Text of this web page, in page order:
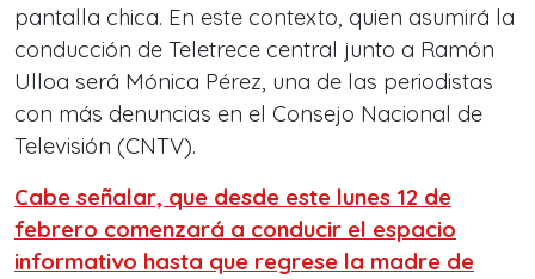
pantalla chica. En este contexto, quien asumirá la
conducción de Teletrece central junto a Ramón
Ulloa será Mónica Pérez, una de las periodistas
con más denuncias en el Consejo Nacional de
Televisión (CNTV).
Cabe señalar, que desde este lunes 12 de
febrero comenzará a conducir el espacio
informativo hasta que regrese la madre de